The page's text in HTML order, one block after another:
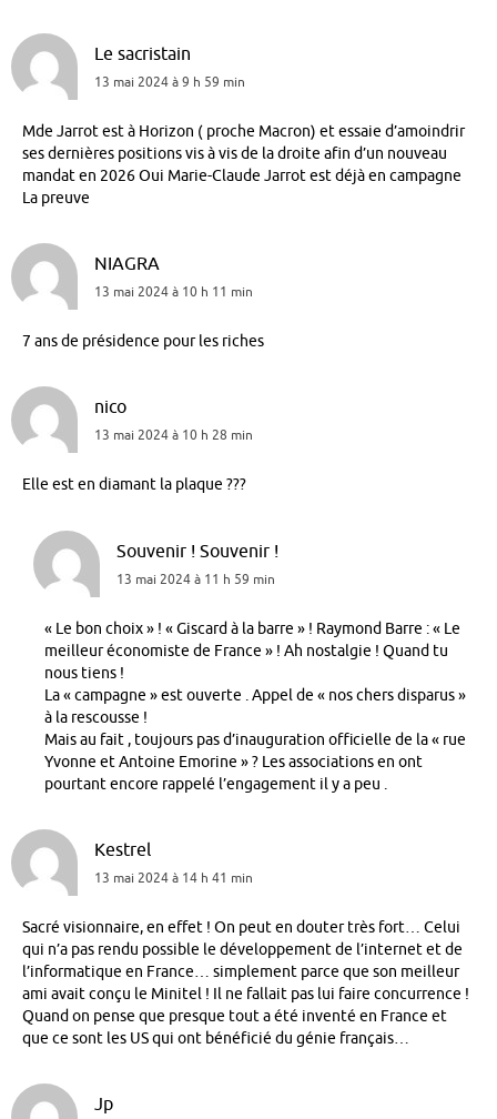
Le sacristain
13 mai 2024 à 9 h 59 min
Mde Jarrot est à Horizon ( proche Macron) et essaie d’amoindrir
ses dernières positions vis à vis de la droite afin d’un nouveau
mandat en 2026 Oui Marie-Claude Jarrot est déjà en campagne
La preuve
NIAGRA
13 mai 2024 à 10 h 11 min
7 ans de présidence pour les riches
nico
13 mai 2024 à 10 h 28 min
Elle est en diamant la plaque ???
Souvenir ! Souvenir !
13 mai 2024 à 11 h 59 min
« Le bon choix » ! « Giscard à la barre » ! Raymond Barre : « Le
meilleur économiste de France » ! Ah nostalgie ! Quand tu
nous tiens !
La « campagne » est ouverte . Appel de « nos chers disparus »
à la rescousse !
Mais au fait , toujours pas d’inauguration officielle de la « rue
Yvonne et Antoine Emorine » ? Les associations en ont
pourtant encore rappelé l’engagement il y a peu .
Kestrel
13 mai 2024 à 14 h 41 min
Sacré visionnaire, en effet ! On peut en douter très fort… Celui
qui n’a pas rendu possible le développement de l’internet et de
l’informatique en France… simplement parce que son meilleur
ami avait conçu le Minitel ! Il ne fallait pas lui faire concurrence !
Quand on pense que presque tout a été inventé en France et
que ce sont les US qui ont bénéficié du génie français…
Jp